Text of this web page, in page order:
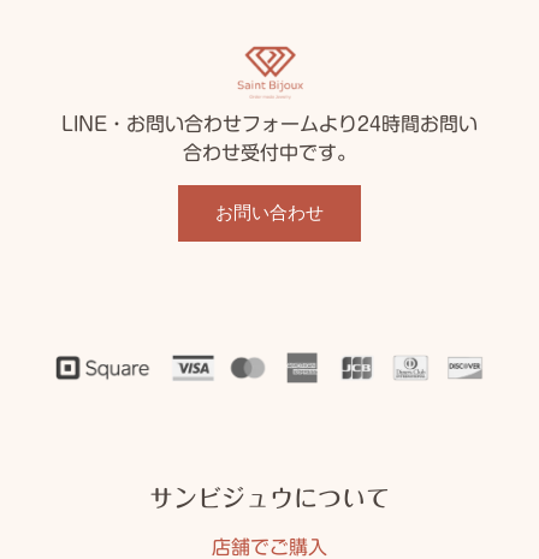
LINE・お問い合わせフォームより24時間お問い
合わせ受付中です。
お問い合わせ
サンビジュウについて
店舗でご購入